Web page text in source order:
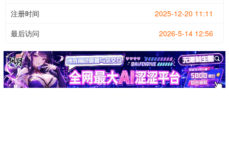
2025-12-20 11:11
注册时间
2026-5-14 12:56
最后访问